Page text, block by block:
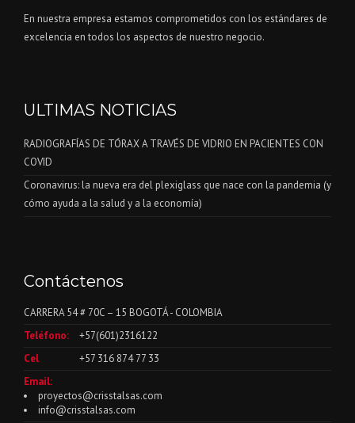
En nuestra empresa estamos comprometidos con los estándares de
excelencia en todos los aspectos de nuestro negocio.
ULTIMAS NOTICIAS
RADIOGRAFÍAS DE TÓRAX A TRAVÉS DE VIDRIO EN PACIENTES CON
COVID
Coronavirus: la nueva era del plexiglass que nace con la pandemia (y
cómo ayuda a la salud y a la economía)
Contáctenos
CARRERA 54 # 70C – 15 BOGOTÁ - COLOMBIA
Teléfono:
+57(601)2316122
Cel
+57 316 874 77 33
Email:
proyectos@crisstalsas.com
info@crisstalsas.com